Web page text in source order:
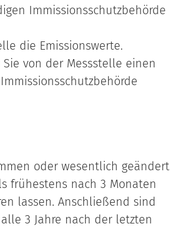
Immissionsschutzbehörde
die Emissionswerte.
von der Messstelle einen
oder wesentlich geändert
frühestens nach 3 Monaten
lassen. Anschließend sind
3 Jahre nach der letzten